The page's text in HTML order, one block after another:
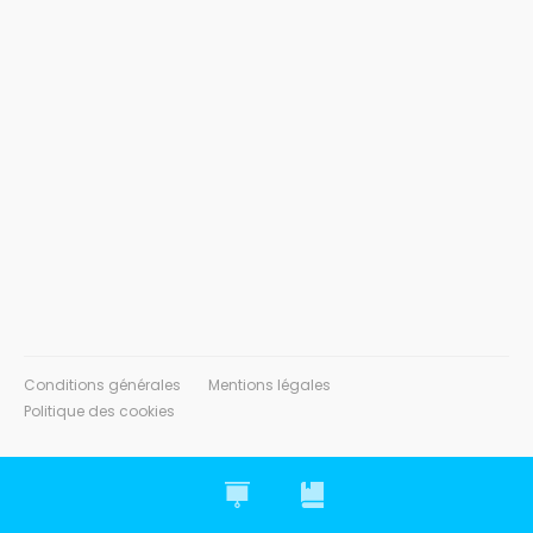
Conditions générales
Mentions légales
Politique des cookies